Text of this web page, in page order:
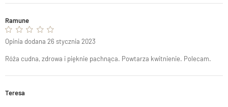
Ramune
Róża cudna, zdrowa i pięknie pachnąca. Powtarza kwitnienie. Polecam.
Teresa
Opinia dodana 26 stycznia 2023